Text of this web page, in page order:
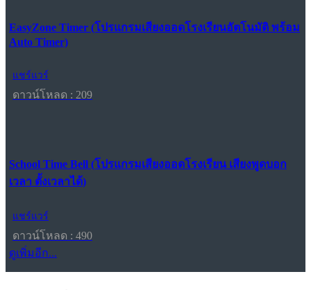
EasyZone Timer (โปรแกรมเสียงออดโรงเรียนอัตโนมัติ พร้อม
Auto Timer)
แชร์แวร์
ดาวน์โหลด : 209
School Time Bell (โปรแกรมเสียงออดโรงเรียน เสียงพูดบอก
เวลา ตั้งเวลาได้)
แชร์แวร์
ดาวน์โหลด : 490
ดูเพิ่มอีก...